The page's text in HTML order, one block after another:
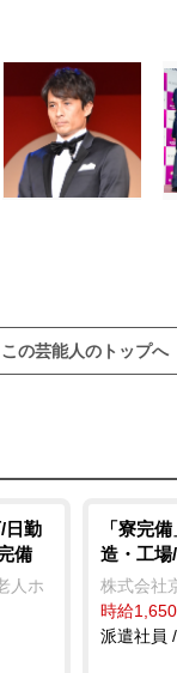
この芸能人のトップへ
日勤
備
人ホ
「寮完
造・工場
株式会社
時給
派遣社員